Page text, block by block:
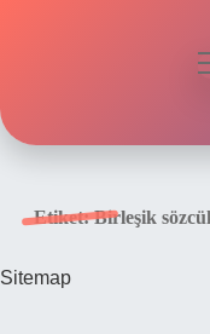
Etiket:Birleşik
Sitemap